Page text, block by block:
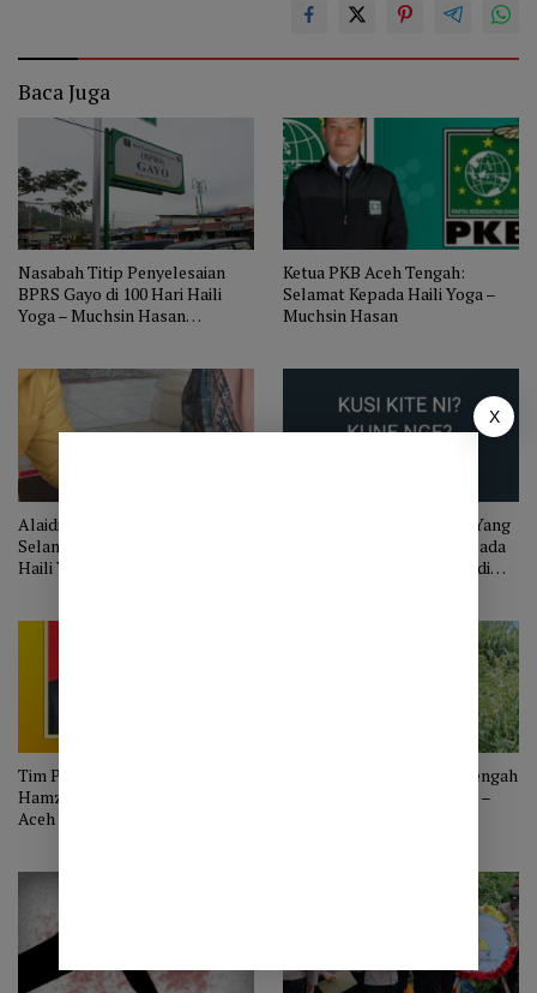
Baca Juga
Nasabah Titip Penyelesaian
BPRS Gayo di 100 Hari Haili
Yoga – Muchsin Hasan
Ketua PKB Aceh Tengah:
Selamat Kepada Haili Yoga –
Muchsin Hasan
Alaidin Abu Abbas Ucapkan
Selamat Atas Kemenangan
Haili Yoga dan Muchsin Hasan
Tahukah Kamu, Kata Apa Yang
Paling Sering Diucapkan Pada
Malam Menjelang Pemilu di
Tim Pemenangan Bustami
Hamzah – Syeh Fadhil Rahmi di
Aceh Tengah Dilatih Gunakan
Harga Cabai Ketol Aceh Tengah
di Tingkat Petani Tak Baik –
X